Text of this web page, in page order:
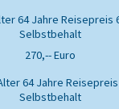
270,-- Euro